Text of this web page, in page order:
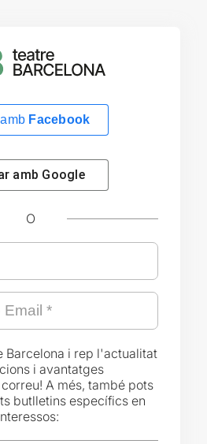
Facebook
amb Google
O
Barcelona i rep l'actualitat
i avantatges
A més, també pots
butlletins específics en